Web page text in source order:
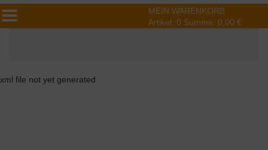
MEIN WARENKORB
Artikel: 0 Summe: 0,00 €
xml file not yet generated